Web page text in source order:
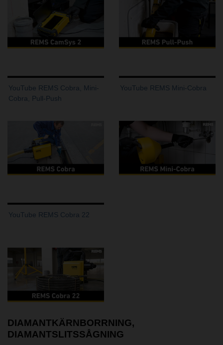
YouTube REMS Cobra, Mini-
Cobra, Pull-Push
YouTube REMS Mini-Cobra
YouTube REMS Cobra 22
DIAMANTKÄRNBORRNING,
DIAMANTSLITSSÅGNING